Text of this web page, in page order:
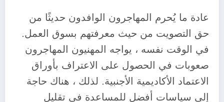
عادة ما يُحرم المهاجرون الوافدون حديثًا من
حق التصويت من حيث معرفتهم بسوق العمل.
في الوقت نفسه ، يواجه المهنيون المهاجرون
صعوبات في الحصول على الاعتراف بأوراق
الاعتماد الأكاديمية الأجنبية. لذلك ، هناك حاجة
إلى سياسات أفضل للمساعدة في تقليل